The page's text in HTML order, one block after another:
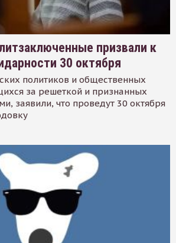
призвали к
30 октября
политиков и общественных
за решеткой и признанных
заявили, что проведут 30 октября